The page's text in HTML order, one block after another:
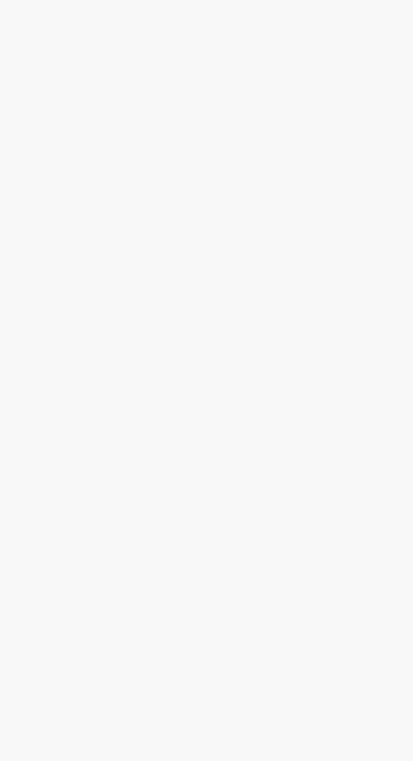
podezřelých uživatelů
s dospělými,
toho bude platforma zasílat mladším uživatelům i